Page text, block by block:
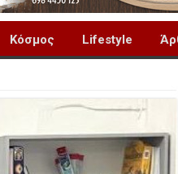
Κόσμος Lifestyle